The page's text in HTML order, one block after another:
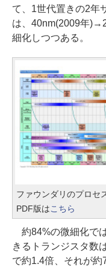
て、1世代置きの2年
は、40nm(2009年
細化しつつある。
ファウンダリのプロセ
PDF版はこちら
約84%の微細化で
きるトランジスタ数
で約1.4倍、それが